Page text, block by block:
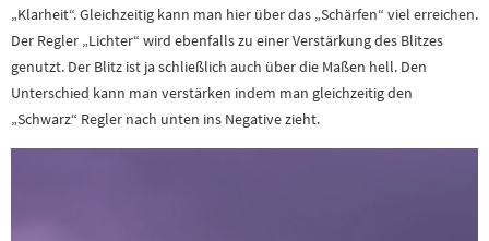
„Klarheit“. Gleichzeitig kann man hier über das „Schärfen“ viel erreichen.
Der Regler „Lichter“ wird ebenfalls zu einer Verstärkung des Blitzes
genutzt. Der Blitz ist ja schließlich auch über die Maßen hell. Den
Unterschied kann man verstärken indem man gleichzeitig den
„Schwarz“ Regler nach unten ins Negative zieht.